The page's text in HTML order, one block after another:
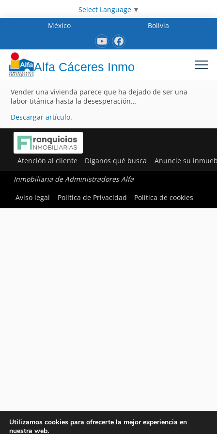
Select Language ▼
México
Bolivia
Alfa Cáceres Inmo
Vender una vivienda parece que ha dejado de ser una
labor titánica hasta la desesperación…
Descargar artículo.
Atención al cliente Díganos qué busca Anuncie su
Inmobiliaria de Administradores Alfa
Aviso legal
Política de Privacidad Política de cookies
Utilizamos cookies para ofrecerte la mejor experiencia en
nuestra web.